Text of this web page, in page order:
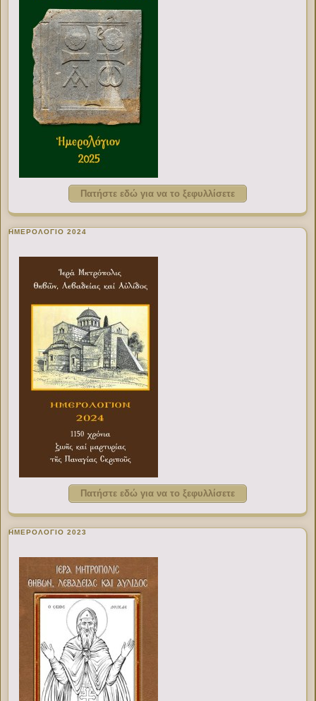
Πατήστε εδώ για να το ξεφυλλίσετε
ΗΜΕΡΟΛΟΓΙΟ 2024
Πατήστε εδώ για να το ξεφυλλίσετε
ΗΜΕΡΟΛΟΓΙΟ 2023